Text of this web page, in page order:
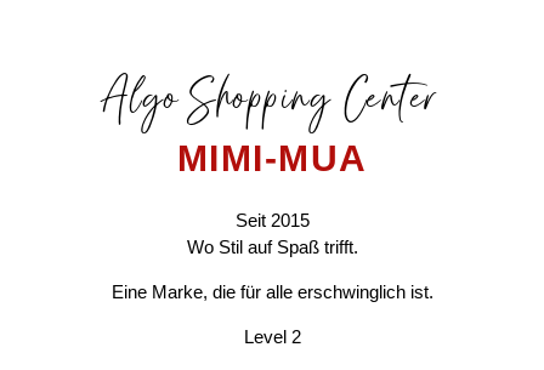
Algo Shopping Center
MIMI-MUA
Seit 2015
Wo Stil auf Spaß trifft.
Eine Marke, die für alle erschwinglich ist.
Level 2